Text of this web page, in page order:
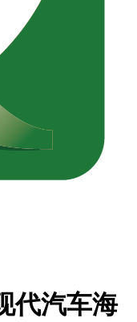
代汽车海